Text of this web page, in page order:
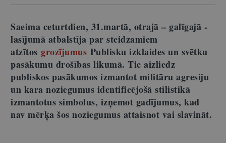
Saeima ceturtdien, 31.martā, otrajā – galīgajā -
lasījumā atbalstīja par steidzamiem
atzītos grozījumus Publisku izklaides un svētku
pasākumu drošības likumā. Tie aizliedz
publiskos pasākumos izmantot militāru agresiju
un kara noziegumus identificējošā stilistikā
izmantotus simbolus, izņemot gadījumus, kad
nav mērķa šos noziegumus attaisnot vai slavināt.